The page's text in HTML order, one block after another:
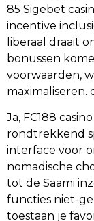
85 Sigebet
incentive
liberaal draait
bonussen
voorwaarden,
maximaliseren.
Ja, FC188
rondtrekkend
interface voor
nomadische
tot de Saami
functies niet-
toestaan je